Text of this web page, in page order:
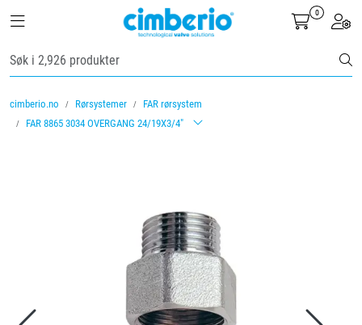
Toggle navigation
0
cimberio.no Rørsystemer
FAR rørsystem
FAR 8865 3034 OVERGANG 24/19X3/4"
Ventiler
Vannbehandling